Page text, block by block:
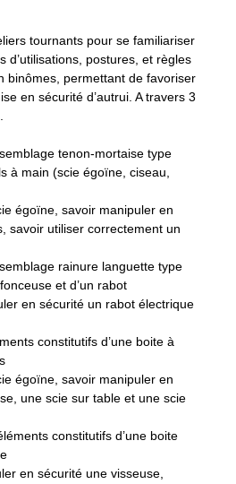
tournants pour se familiariser
d’utilisations, postures, et règles
binômes, permettant de favoriser
en sécurité d’autrui. A travers 3
tenon-mortaise type
à main (scie égoïne, ciseau,
égoïne, savoir manipuler en
savoir utiliser correctement un
rainure languette type
et d’un rabot
en sécurité un rabot électrique
constitutifs d’une boite à
égoïne, savoir manipuler en
une scie sur table et une scie
constitutifs d’une boite
en sécurité une visseuse,